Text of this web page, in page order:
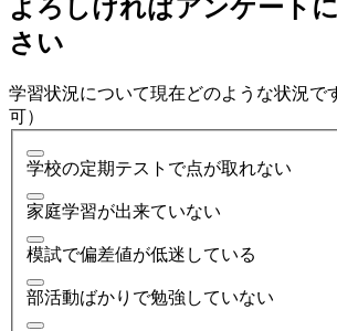
よろしければアンケート
さい
学習状況について現在どのような状況で
可）
学校の定期テストで点が取れない
家庭学習が出来ていない
模試で偏差値が低迷している
部活動ばかりで勉強していない